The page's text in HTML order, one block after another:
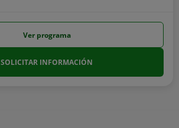
Ver programa
SOLICITAR INFORMACIÓN